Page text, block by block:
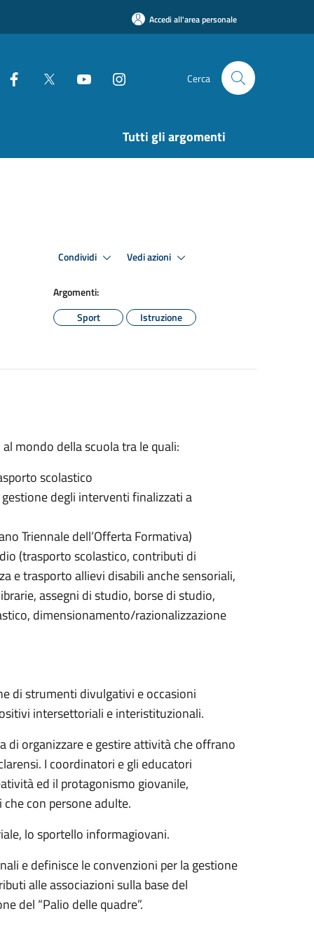
Accedi all'area personale
Cerca
Tutti gli argomenti
Condividi Vedi azioni
Argomenti:
Sport
Istruzione
mondo della scuola tra le quali:
scolastico
degli interventi finalizzati a
Triennale dell’Offerta Formativa)
(trasporto scolastico, contributi di
e trasporto allievi disabili anche sensoriali,
assegni di studio, borse di studio,
dimensionamento/razionalizzazione
di strumenti divulgativi e occasioni
intersettoriali e interistituzionali.
di organizzare e gestire attività che offrano
I coordinatori e gli educatori
ed il protagonismo giovanile,
con persone adulte.
lo sportello informagiovani.
e definisce le convenzioni per la gestione
alle associazioni sulla base del
del “Palio delle quadre”.